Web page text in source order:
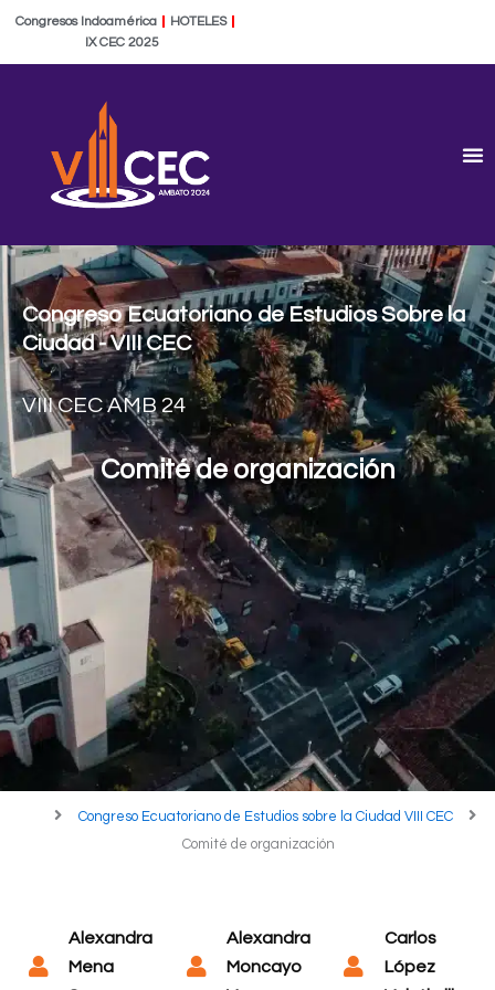
contenido
Congresos Indoamérica
HOTELES
IX CEC 2025
Congreso Ecuatoriano de Estudios Sobre la
Ciudad - VIII CEC
VIII CEC AMB 24
Comité de organización
Congreso Ecuatoriano de Estudios sobre la Ciudad VIII CEC
Comité de organización
Alexandra
Mena
Alexandra
Moncayo
Carlos
López